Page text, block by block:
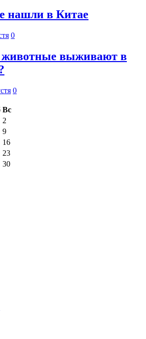
нашли в Китае
0
животные выживают в
0
Вс
2
9
16
23
30